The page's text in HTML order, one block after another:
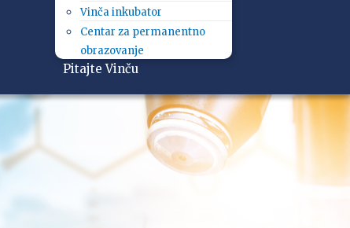
Vinča inkubator
Centar za permanentno
obrazovanje
Pitajte Vinču